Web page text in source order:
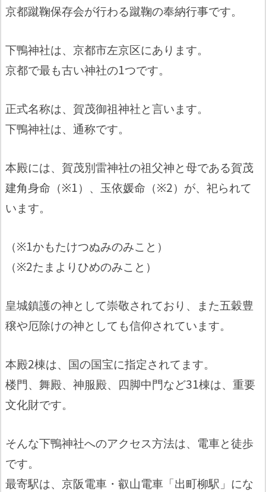
京都蹴鞠保存会が行わる蹴鞠の奉納行事です。
下鴨神社は、京都市左京区にあります。
京都で最も古い神社の1つです。
正式名称は、賀茂御祖神社と言います。
下鴨神社は、通称です。
本殿には、賀茂別雷神社の祖父神と母である賀茂
建角身命（※1）、玉依媛命（※2）が、祀られて
います。
（※1かもたけつぬみのみこと）
（※2たまよりひめのみこと）
皇城鎮護の神として崇敬されており、また五穀豊
穣や厄除けの神としても信仰されています。
本殿2棟は、国の国宝に指定されてます。
楼門、舞殿、神服殿、四脚中門など31棟は、重要
文化財です。
そんな下鴨神社へのアクセス方法は、電車と徒歩
です。
最寄駅は、京阪電車・叡山電車「出町柳駅」にな